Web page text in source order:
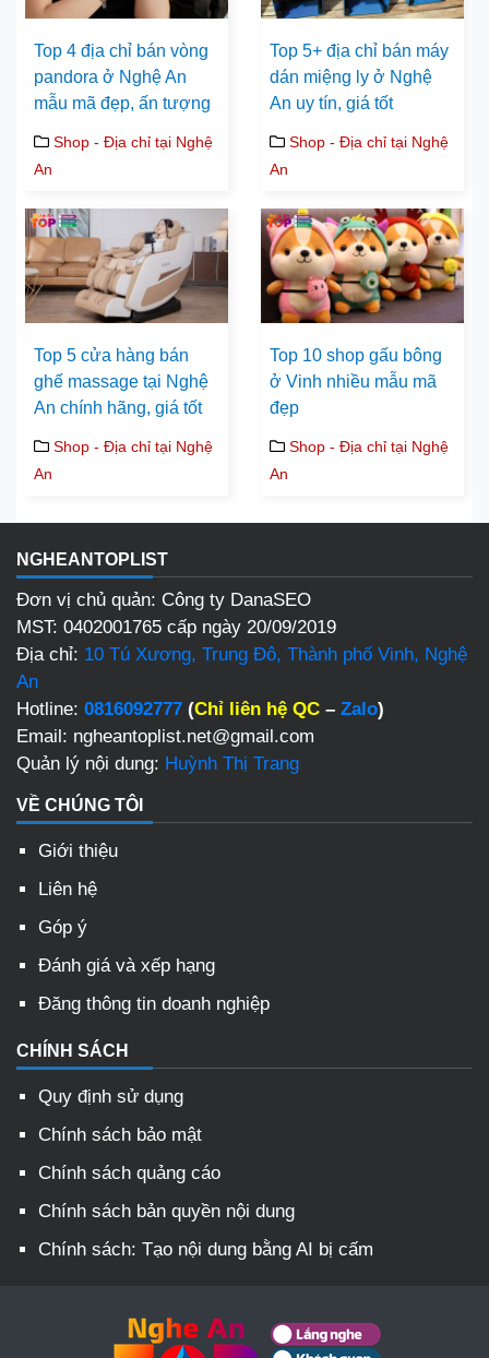
Top 4 địa chỉ bán vòng
pandora ở Nghệ An
mẫu mã đẹp, ấn tượng
Shop - Địa chỉ tại Nghệ
An
Top 5+ địa chỉ bán máy
dán miệng ly ở Nghệ
An uy tín, giá tốt
Shop - Địa chỉ tại Nghệ
An
Top 5 cửa hàng bán
ghế massage tại Nghệ
An chính hãng, giá tốt
Shop - Địa chỉ tại Nghệ
An
Top 10 shop gấu bông
ở Vinh nhiều mẫu mã
đẹp
Shop - Địa chỉ tại Nghệ
An
NGHEANTOPLIST
Đơn vị chủ quản: Công ty DanaSEO
MST: 0402001765 cấp ngày 20/09/2019
Địa chỉ: 10 Tú Xương, Trung Đô, Thành phố Vinh, Nghệ
An
Hotline: 0816092777 (Chỉ liên hệ QC – Zalo)
Email: ngheantoplist.net@gmail.com
Quản lý nội dung: Huỳnh Thị Trang
VỀ CHÚNG TÔI
Giới thiệu
Liên hệ
Góp ý
Đánh giá và xếp hạng
Đăng thông tin doanh nghiệp
CHÍNH SÁCH
Quy định sử dụng
Chính sách bảo mật
Chính sách quảng cáo
Chính sách bản quyền nội dung
Chính sách: Tạo nội dung bằng AI bị cấm